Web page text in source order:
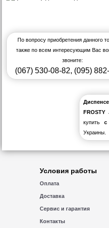
По вопросу приобретения данного
также по всем интересующим Вас
звоните:
(067) 530-08-82, (095)
купить с
Украины.
Условия работы
Оплата
Доставка
Сервис и гарантия
Контакты